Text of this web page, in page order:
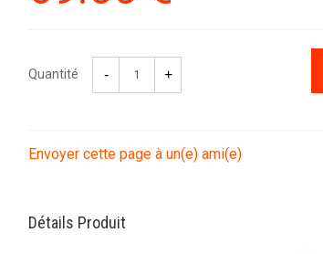
Quantité
Envoyer cette page à un(e) ami(e)
Détails Produit